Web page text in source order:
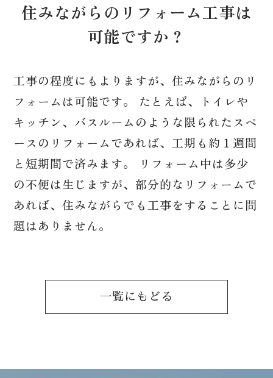
044-863-9262
営業時間：8:30～17:30
※日曜休み
住みながらのリフォーム工事は
可能ですか？
工事の程度にもよりますが、住みながらのリ
フォームは可能です。 たとえば、トイレや
キッチン、バスルームのような限られたスペ
ースのリフォームであれば、工期も約１週間
と短期間で済みます。 リフォーム中は多少
の不便は生じますが、部分的なリフォームで
あれば、住みながらでも工事をすることに問
題はありません。
一覧にもどる